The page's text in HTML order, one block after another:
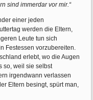
sind immerdar vor mir.“
einer jeden
werden die Eltern,
Leute tun sich
Festessen vorzubereiten.
erlebt, wo die Augen
so, weil sie selbst
irgendwann verlassen
Eltern besingt, spürt man,